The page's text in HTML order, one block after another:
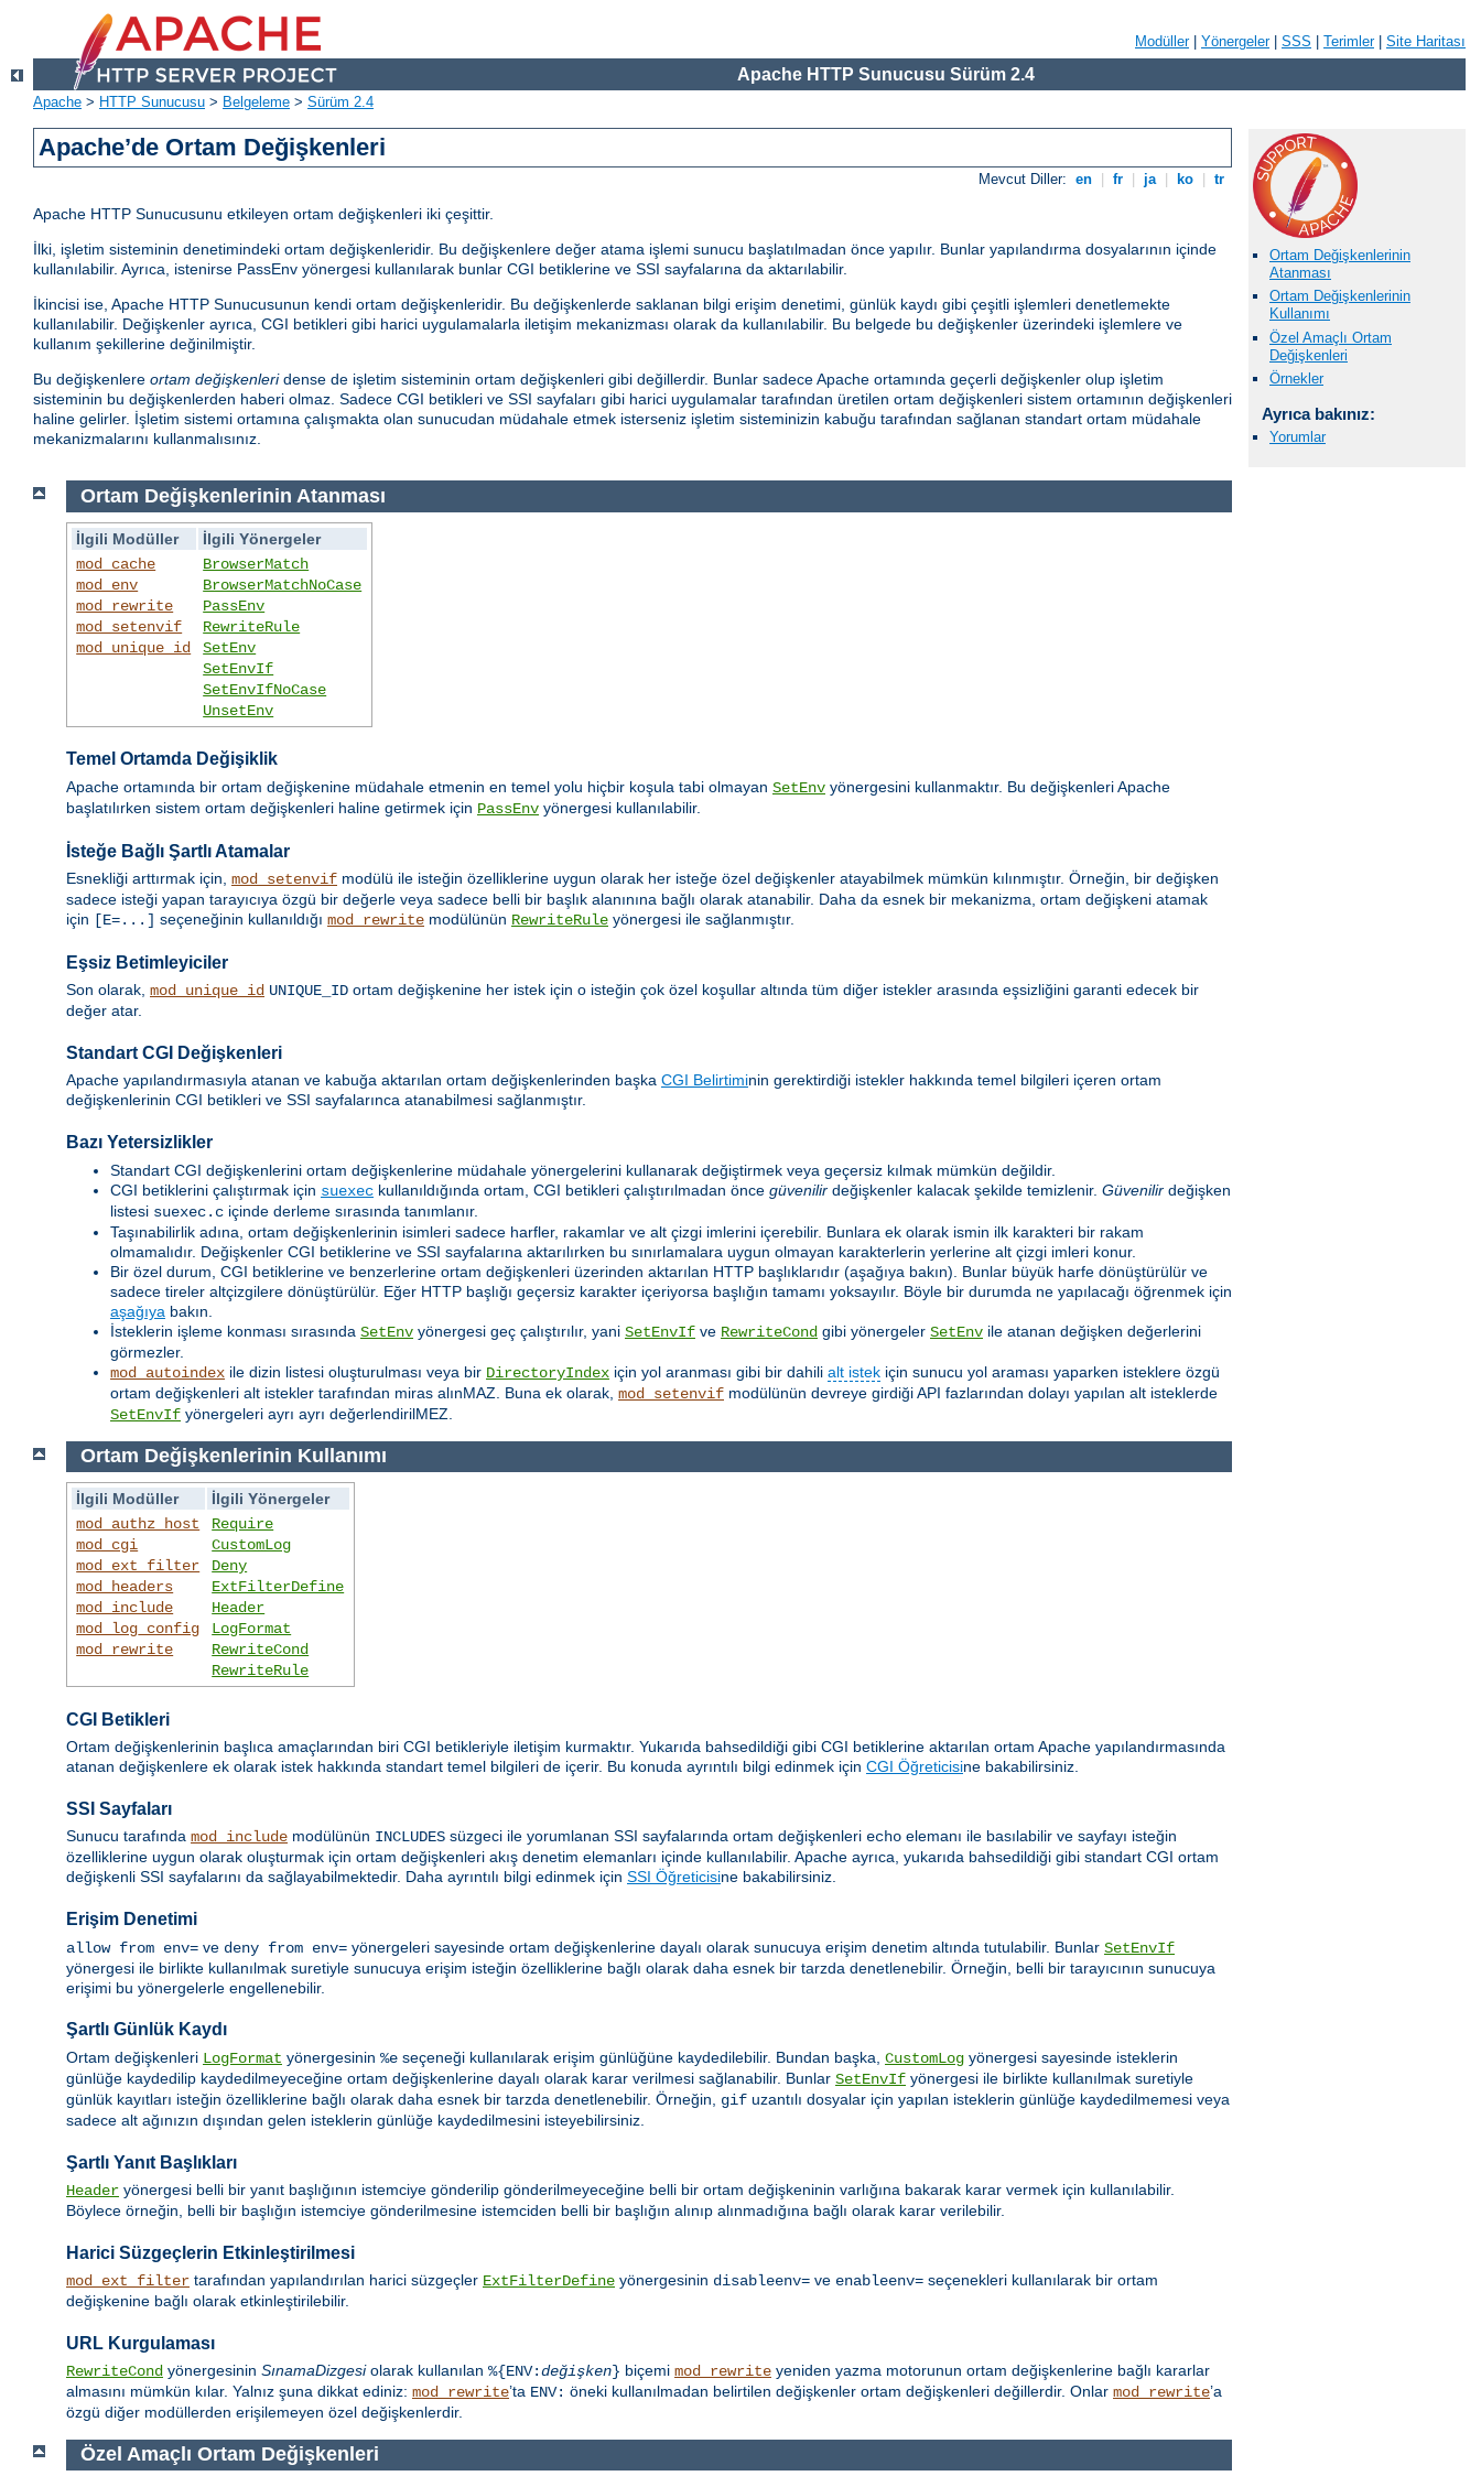
Modüller| Yönergeler| SSS Terimler| Site Haritası
Apache HTTP Sunucusu Sürüm 2.4
Apache > HTTP Sunucusu > Belgeleme > Sürüm 2.4
Apache’de Ortam Değişkenleri
Mevcut Diller: en fr ja ko tr
Apache HTTP Sunucusunu etkileyen ortam değişkenleri iki çeşittir.
İlki, işletim sisteminin denetimindeki ortam değişkenleridir. Bu değişkenlere değer atama işlemi sunucu başlatılmadan önce yapılır. Bunlar yapılandırma dosyalarının içinde
kullanılabilir. Ayrıca, istenirse PassEnv yönergesi kullanılarak bunlar CGI betiklerine ve SSI sayfalarına da aktarılabilir.
İkincisi ise, Apache HTTP Sunucusunun kendi ortam değişkenleridir. Bu değişkenlerde saklanan bilgi erişim denetimi, günlük kaydı gibi çeşitli işlemleri denetlemekte
kullanılabilir. Değişkenler ayrıca, CGI betikleri gibi harici uygulamalarla iletişim mekanizması olarak da kullanılabilir. Bu belgede bu değişkenler üzerindeki işlemlere ve
kullanım şekillerine değinilmiştir.
Bu değişkenlere ortam değişkenleridense de işletim sisteminin ortam değişkenleri gibi değillerdir. Bunlar sadece Apache ortamında geçerli değişkenler olup işletim
sisteminin bu değişkenlerden haberi olmaz. Sadece CGI betikleri ve SSI sayfaları gibi harici uygulamalar tarafından üretilen ortam değişkenleri sistem ortamının değişkenleri
haline gelirler. İşletim sistemi ortamına çalışmakta olan sunucudan müdahale etmek isterseniz işletim sisteminizin kabuğu tarafından sağlanan standart ortam müdahale
mekanizmalarını kullanmalısınız.
Ortam Değişkenlerinin
Atanması
Ortam Değişkenlerinin
Kullanımı
Özel Amaçlı Ortam
Değişkenleri
Örnekler
Ayrıca bakınız:
Yorumlar
Ortam Değişkenlerinin Atanması
İlgili Modüller
İlgili Yönergeler
mod_cache
mod_env
mod_rewrite
mod_setenvif
mod_unique_id
BrowserMatch
BrowserMatchNoCase
PassEnv
RewriteRule
SetEnv
SetEnvIf
SetEnvIfNoCase
UnsetEnv
Temel Ortamda Değişiklik
Apache ortamında bir ortam değişkenine müdahale etmenin en temel yolu hiçbir koşula tabi olmayan SetEnv yönergesini kullanmaktır. Bu değişkenleri Apache
başlatılırken sistem ortam değişkenleri haline getirmek için PassEnv yönergesi kullanılabilir.
İsteğe Bağlı Şartlı Atamalar
Esnekliği arttırmak için, mod_setenvif modülü ile isteğin özelliklerine uygun olarak her isteğe özel değişkenler atayabilmek mümkün kılınmıştır. Örneğin, bir değişken
sadece isteği yapan tarayıcıya özgü bir değerle veya sadece belli bir başlık alanınına bağlı olarak atanabilir. Daha da esnek bir mekanizma, ortam değişkeni atamak
için [E=...] seçeneğinin kullanıldığı mod_rewrite modülünün RewriteRule yönergesi ile sağlanmıştır.
Eşsiz Betimleyiciler
Son olarak, mod_unique_id UNIQUE_ID ortam değişkenine her istek için o isteğin çok özel koşullar altında tüm diğer istekler arasında eşsizliğini garanti edecek bir
değer atar.
Standart CGI Değişkenleri
Apache yapılandırmasıyla atanan ve kabuğa aktarılan ortam değişkenlerinden başka CGI Belirtiminin gerektirdiği istekler hakkında temel bilgileri içeren ortam
değişkenlerinin CGI betikleri ve SSI sayfalarınca atanabilmesi sağlanmıştır.
Bazı Yetersizlikler
Standart CGI değişkenlerini ortam değişkenlerine müdahale yönergelerini kullanarak değiştirmek veya geçersiz kılmak mümkün değildir.
CGI betiklerini çalıştırmak için suexec kullanıldığında ortam, CGI betikleri çalıştırılmadan önce güvenilir değişkenler kalacak şekilde temizlenir. Güvenilir değişken
listesi suexec.c içinde derleme sırasında tanımlanır.
Taşınabilirlik adına, ortam değişkenlerinin isimleri sadece harfler, rakamlar ve alt çizgi imlerini içerebilir. Bunlara ek olarak ismin ilk karakteri bir rakam
olmamalıdır. Değişkenler CGI betiklerine ve SSI sayfalarına aktarılırken bu sınırlamalara uygun olmayan karakterlerin yerlerine alt çizgi imleri konur.
Bir özel durum, CGI betiklerine ve benzerlerine ortam değişkenleri üzerinden aktarılan HTTP başlıklarıdır (aşağıya bakın). Bunlar büyük harfe dönüştürülür ve
sadece tireler altçizgilere dönüştürülür. Eğer HTTP başlığı geçersiz karakter içeriyorsa başlığın tamamı yoksayılır. Böyle bir durumda ne yapılacağı öğrenmek için
aşağıya bakın.
İsteklerin işleme konması sırasında SetEnv yönergesi geç çalıştırılır, yani SetEnvIf ve RewriteCond gibi yönergeler SetEnv ile atanan değişken değerlerini
görmezler.
mod_autoindex ile dizin listesi oluşturulması veya bir DirectoryIndex için yol aranması gibi bir dahili alt istek için sunucu yol araması yaparken isteklere özgü
ortam değişkenleri alt istekler tarafından miras alınMAZ. Buna ek olarak, mod_setenvif modülünün devreye girdiği API fazlarından dolayı yapılan alt isteklerde
SetEnvIf yönergeleri ayrı ayrı değerlendirilMEZ.
Ortam Değişkenlerinin Kullanımı
İlgili Modüller
İlgili Yönergeler
mod_authz_host
mod_cgi
mod_ext_filter
mod_headers
mod_include
mod_log_config
mod_rewrite
Require
CustomLog
Deny
ExtFilterDefine
Header
LogFormat
RewriteCond
RewriteRule
CGI Betikleri
Ortam değişkenlerinin başlıca amaçlarından biri CGI betikleriyle iletişim kurmaktır. Yukarıda bahsedildiği gibi CGI betiklerine aktarılan ortam Apache yapılandırmasında
atanan değişkenlere ek olarak istek hakkında standart temel bilgileri de içerir. Bu konuda ayrıntılı bilgi edinmek için CGI Öğreticisine bakabilirsiniz.
SSI Sayfaları
Sunucu tarafında mod_include modülünün INCLUDES süzgeci ile yorumlanan SSI sayfalarında ortam değişkenleri echo elemanı ile basılabilir ve sayfayı isteğin
özelliklerine uygun olarak oluşturmak için ortam değişkenleri akış denetim elemanları içinde kullanılabilir. Apache ayrıca, yukarıda bahsedildiği gibi standart CGI ortam
değişkenli SSI sayfalarını da sağlayabilmektedir. Daha ayrıntılı bilgi edinmek için SSI Öğreticisine bakabilirsiniz.
Erişim Denetimi
allow from env= ve deny from env= yönergeleri sayesinde ortam değişkenlerine dayalı olarak sunucuya erişim denetim altında tutulabilir. Bunlar SetEnvIf
yönergesi ile birlikte kullanılmak suretiyle sunucuya erişim isteğin özelliklerine bağlı olarak daha esnek bir tarzda denetlenebilir. Örneğin, belli bir tarayıcının sunucuya
erişimi bu yönergelerle engellenebilir.
Şartlı Günlük Kaydı
Ortam değişkenleri LogFormat yönergesinin %e seçeneği kullanılarak erişim günlüğüne kaydedilebilir. Bundan başka, CustomLog yönergesi sayesinde isteklerin
günlüğe kaydedilip kaydedilmeyeceğine ortam değişkenlerine dayalı olarak karar verilmesi sağlanabilir. Bunlar SetEnvIf yönergesi ile birlikte kullanılmak suretiyle
günlük kayıtları isteğin özelliklerine bağlı olarak daha esnek bir tarzda denetlenebilir. Örneğin, gif uzantılı dosyalar için yapılan isteklerin günlüğe kaydedilmemesi veya
sadece alt ağınızın dışından gelen isteklerin günlüğe kaydedilmesini isteyebilirsiniz.
Şartlı Yanıt Başlıkları
Header yönergesi belli bir yanıt başlığının istemciye gönderilip gönderilmeyeceğine belli bir ortam değişkeninin varlığına bakarak karar vermek için kullanılabilir.
Böylece örneğin, belli bir başlığın istemciye gönderilmesine istemciden belli bir başlığın alınıp alınmadığına bağlı olarak karar verilebilir.
Harici Süzgeçlerin Etkinleştirilmesi
mod_ext_filter tarafından yapılandırılan harici süzgeçler ExtFilterDefine yönergesinin disableenv= ve enableenv= seçenekleri kullanılarak bir ortam
değişkenine bağlı olarak etkinleştirilebilir.
URL Kurgulaması
RewriteCond yönergesinin SınamaDizgesiolarak kullanılan %{ENV:değişken} biçemi mod_rewrite yeniden yazma motorunun ortam değişkenlerine bağlı kararlar
almasını mümkün kılar. Yalnız şuna dikkat ediniz: mod_rewrite’ta ENV: öneki kullanılmadan belirtilen değişkenler ortam değişkenleri değillerdir. Onlar mod_rewrite’a
özgü diğer modüllerden erişilemeyen özel değişkenlerdir.
Özel Amaçlı Ortam Değişkenleri